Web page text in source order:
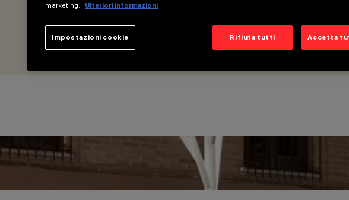
marketing.
Ulteriori informazioni
Rifiuta tutti Accetta
Impostazioni cookie